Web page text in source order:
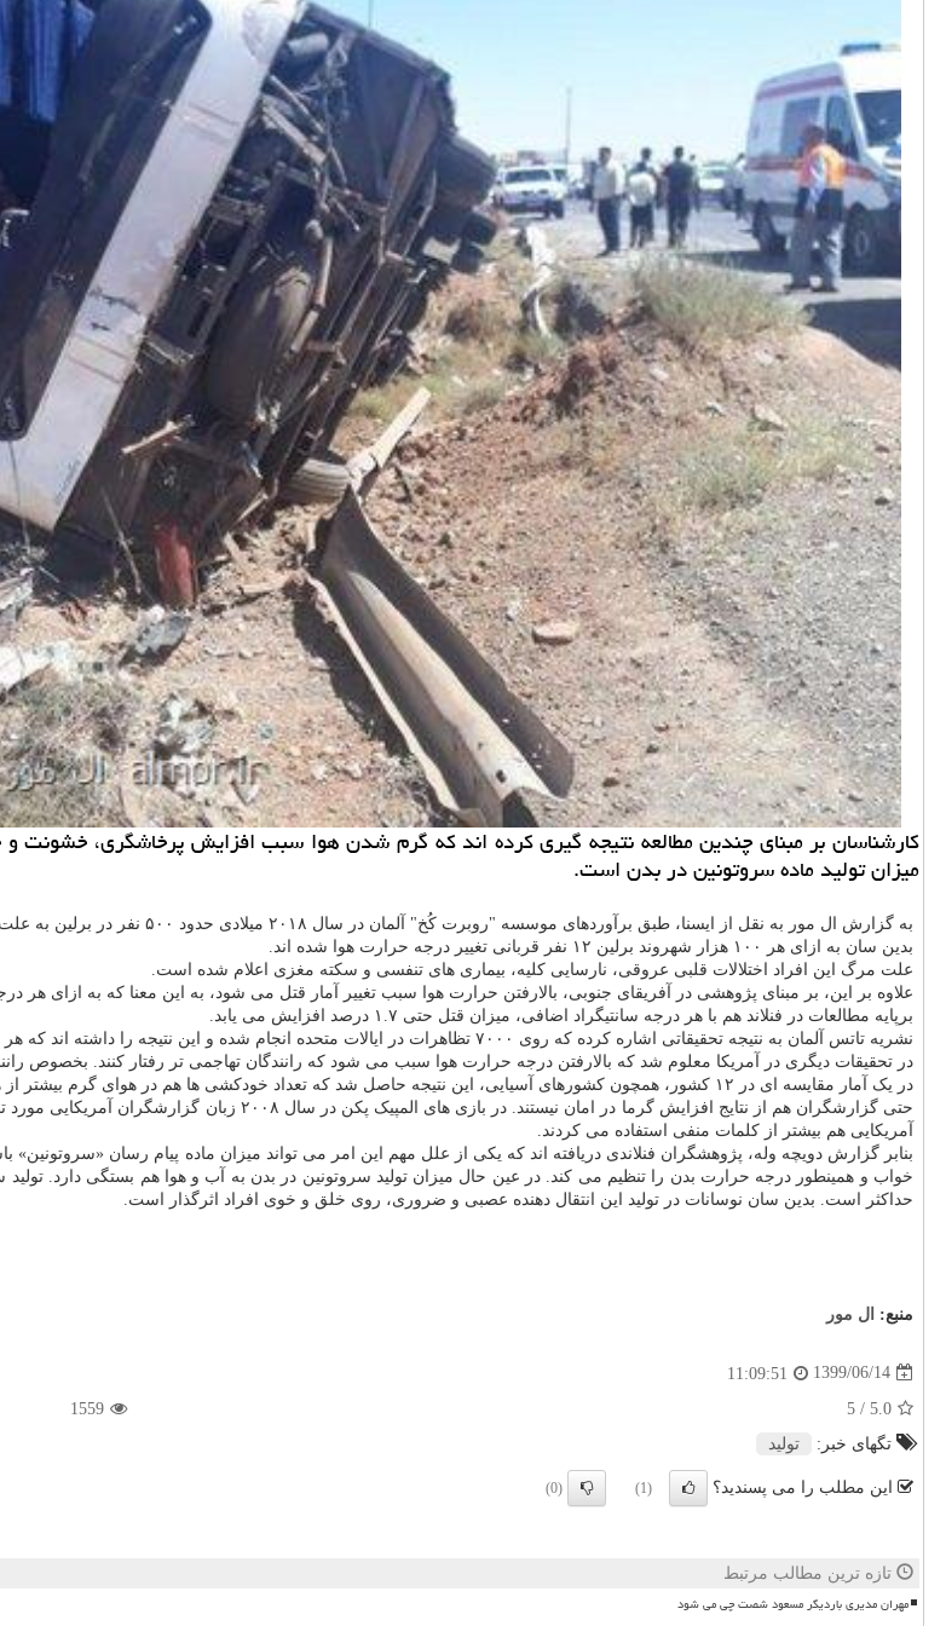
كارشناسان بر مبنای چندین مطالعه نتیجه گیری كرده اند كه گرم شدن هوا سبب افزایش پرخاشگری، خشونت
میزان تولید ماده سروتونین در بدن است.
به گزارش ال مور به نقل از ایسنا، طبق برآوردهای موسسه "روبرت کُخ" آلمان در سال ۲۰۱۸ میلادی حدود ۵۰۰ نفر در برلین به علت افزایش بیش از اندازه دما جان باخته اند.
بدین سان به ازای هر ۱۰۰ هزار شهروند برلین ۱۲ نفر قربانی تغییر درجه حرارت هوا شده اند.
علت مرگ این افراد اختلالات قلبی عروقی، نارسایی کلیه، بیماری های تنفسی و سکته مغزی اعلام شده است.
علاوه بر این، بر مبنای پژوهشی در آفریقای جنوبی، بالارفتن حرارت هوا سبب تغییر آمار قتل می شود، به این معنا که به ازای هر درجه سانتیگراد
برپایه مطالعات در فنلاند هم با هر درجه سانتیگراد اضافی، میزان قتل حتی ۱.۷ درصد افزایش می یابد.
نشریه تاتس آلمان به نتیجه تحقیقاتی اشاره کرده که روی ۷۰۰۰ تظاهرات در ایالات متحده انجام شده و این نتیجه را داشته اند که هر چه دمای هوا بالا برود، پرخاشگری هم بیشتر می شود.
در تحقیقات دیگری در آمریکا معلوم شد که بالارفتن درجه حرارت هوا سبب می شود که رانندگان تهاجمی تر رفتار کنند. بخصوص
در یک آمار مقایسه ای در ۱۲ کشور، همچون کشورهای آسیایی، این نتیجه حاصل شد که تعداد خودکشی ها هم در هوای گرم بیشتر از هوای سرد است.
حتی گزارشگران هم از نتایج افزایش گرما در امان
آمریکایی هم بیشتر از کلمات منفی استفاده می کردند.
بنابر گزارش دویچه وله، پژوهشگران فنلاندی دریافته اند که یکی از علل مهم این امر می تواند میزان ماده پیام رسان
خواب و همینطور درجه حرارت بدن را تنظیم می کند. در عین حال میزان تولید سروتونین در بدن به آب و هوا هم بستگی دارد.
حداکثر است. بدین سان نوسانات در تولید این انتقال دهنده عصبی و ضروری، روی خلق و خوی افراد اثرگذار است.
منبع: ال مور
1399/06/14
11:09:51
5.0
/ 5
1559
تگهای خبر:
تولید
این مطلب را می پسندید؟ (1)
(0)
تازه ترین مطالب مرتبط
مهران مدیری باردیگر مسعود شصت چی می شود